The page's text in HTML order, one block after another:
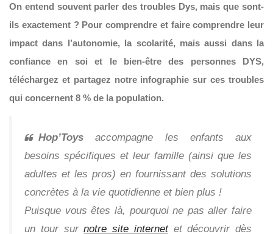
On entend souvent parler des troubles Dys, mais que sont-
ils exactement ? Pour comprendre et faire comprendre leur
impact dans l’autonomie, la scolarité, mais aussi dans la
confiance en soi et le bien-être des personnes DYS,
téléchargez et partagez notre infographie sur ces troubles
qui concernent 8 % de la population.
Hop’Toys accompagne les enfants aux
besoins spécifiques et leur famille (ainsi que les
adultes et les pros) en fournissant des solutions
concrètes à la vie quotidienne et bien plus !
Puisque vous êtes là, pourquoi ne pas aller faire
un tour surnotre site internetet découvrir dès